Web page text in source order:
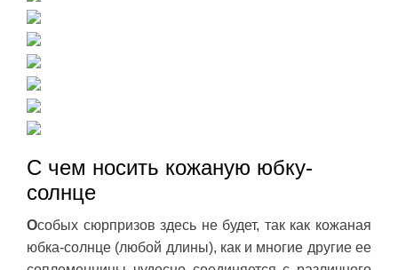
С чем носить кожаную юбку-
солнце
Особых сюрпризов здесь не будет, так как кожаная
юбка-солнце (любой длины), как и многие другие ее